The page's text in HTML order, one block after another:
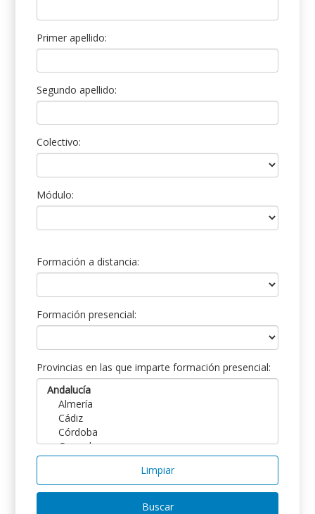
Primer apellido:
Segundo apellido:
Colectivo:
Módulo:
Formación a distancia:
Formación presencial:
Provincias en las que imparte formación presencial:
Limpiar
Buscar